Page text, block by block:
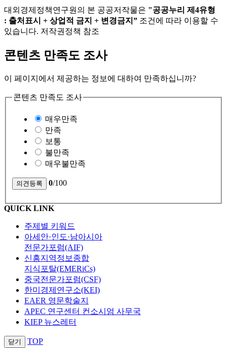
대외경제정책연구원의 본 공공저작물은 "공공누리 제4유형
: 출처표시 + 상업적 금지 + 변경금지” 조건에 따라 이용할 수
있습니다. 저작권정책 참조
콘텐츠 만족도 조사
이 페이지에서 제공하는 정보에 대하여 만족하십니까?
콘텐츠 만족도 조사
매우만족
만족
보통
불만족
매우불만족
0/100
QUICK LINK
주제별 키워드
아세안·인도·남아시아
전문가포럼(AIF)
신흥지역정보종합
지식포탈(EMERiCs)
중국전문가포럼(CSF)
한미경제연구소(KEI)
EAER 영문학술지
APEC 연구센터 컨소시엄 사무국
KIEP 뉴스레터
닫기 TOP